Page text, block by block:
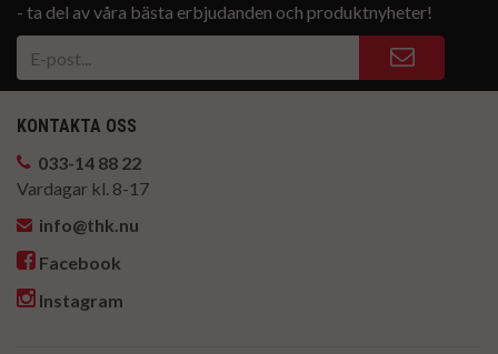
- ta del av våra bästa erbjudanden och produktnyheter!
KONTAKTA OSS
033-14 88 22
Vardagar kl. 8-17
info@thk.nu
Facebook
Instagram